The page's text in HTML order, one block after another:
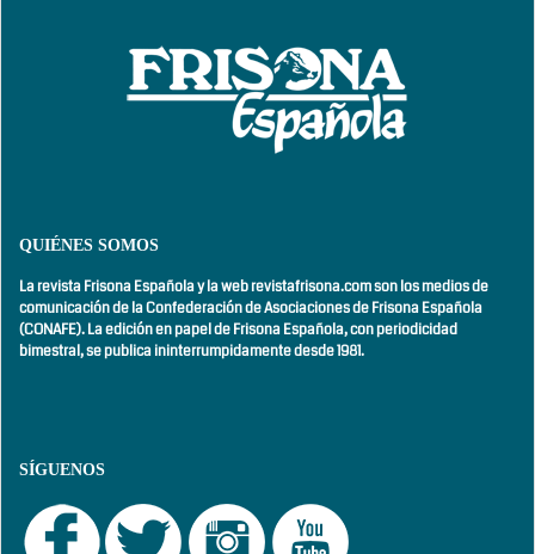
QUIÉNES SOMOS
La revista Frisona Española y la web revistafrisona.com son los medios de
comunicación de la Confederación de Asociaciones de Frisona Española
(CONAFE). La edición en papel de Frisona Española, conperiodicidad
bimestral,se publica ininterrumpidamente desde 1981.
SÍGUENOS